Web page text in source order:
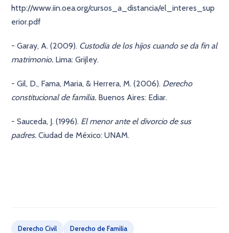
http://www.iin.oea.org/cursos_a_distancia/el_interes_sup
erior.pdf
- Garay, A. (2009). Custodia de los hijos cuando se da fin al
matrimonio. Lima: Grijley.
- Gil, D., Fama, Maria, & Herrera, M. (2006). Derecho
constitucional de familia. Buenos Aires: Ediar.
- Sauceda, J. (1996). El menor ante el divorcio de sus
padres. Ciudad de México: UNAM.
Derecho Civil Derecho de Familia